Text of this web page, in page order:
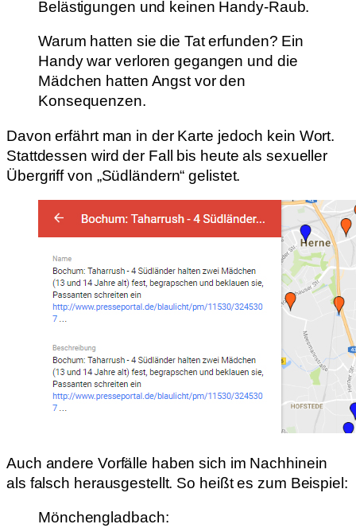
Belästigungen und keinen Handy-Raub.
Warum hatten sie die Tat erfunden? Ein
Handy war verloren gegangen und die
Mädchen hatten Angst vor den
Konsequenzen.
Davon erfährt man in der Karte jedoch kein Wort.
Stattdessen wird der Fall bis heute als sexueller
Übergriff von „Südländern“ gelistet.
Auch andere Vorfälle haben sich im Nachhinein
als falsch herausgestellt. So heißt es zum Beispiel:
Mönchengladbach: